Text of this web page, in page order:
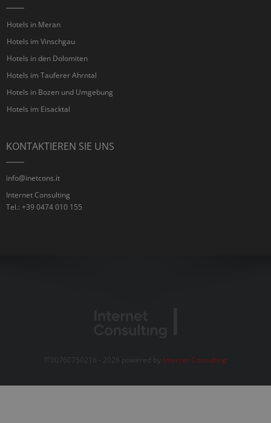
Hotels in Meran
Hotels im Vinschgau
Hotels in den Dolomiten
Hotels im Tauferer Ahrntal
Hotels in Bozen und Umgebung
Hotels im Eisacktal
KONTAKTIEREN SIE UNS
info@inetcons.it
Internet Consulting
Tel.: +39 0474 010 155
IT00760750216 - 2026 powered by Internet Consulting